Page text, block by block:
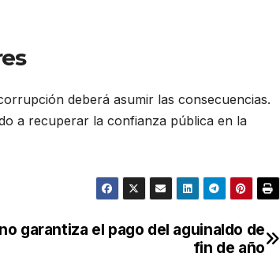
deberá asumir las consecuencias.
a recuperar la confianza pública en la
garantiza el pago del aguinaldo de
fin de año